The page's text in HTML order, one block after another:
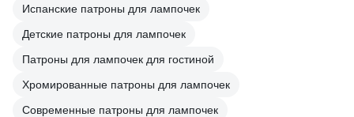
Испанские патроны для лампочек
Детские патроны для лампочек
Патроны для лампочек для гостиной
Хромированные патроны для лампочек
Современные патроны для лампочек